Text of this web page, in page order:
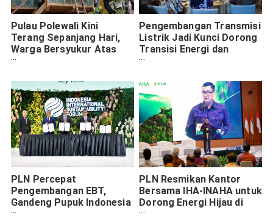
Pulau Polewali Kini
Terang Sepanjang Hari,
Warga Bersyukur Atas
Kehadiran Listrik
Pengembangan Transmisi
Listrik Jadi Kunci Dorong
Transisi Energi dan
Pertumbuhan Industri
PLN Percepat
Pengembangan EBT,
Gandeng Pupuk Indonesia
dan ACWA Power untuk
PLN Resmikan Kantor
Bersama IHA-INAHA untuk
Dorong Energi Hijau di
Asia Tenggara